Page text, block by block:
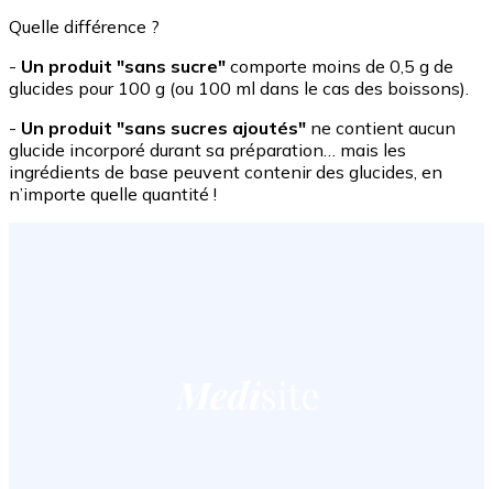
Quelle différence ?
- Un produit "sans sucre" comporte moins de 0,5 g de
glucides pour 100 g (ou 100 ml dans le cas des boissons).
- Un produit "sans sucres ajoutés" ne contient aucun
glucide incorporé durant sa préparation… mais les
ingrédients de base peuvent contenir des glucides, en
n’importe quelle quantité !